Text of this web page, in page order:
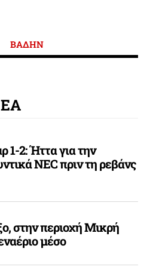
ΒΑΔΗΝ
1-2: Ήττα για την
NEC πριν τη ρεβάνς
στην περιοχή Μικρή
μέσο